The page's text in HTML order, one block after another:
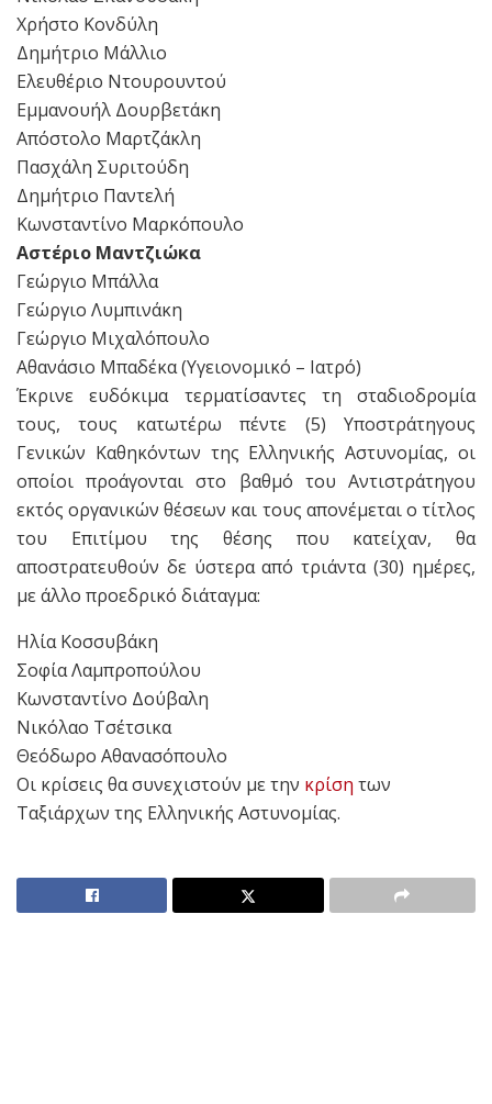
Χρήστο Κονδύλη
Δημήτριο Μάλλιο
Ελευθέριο Ντουρουντού
Εμμανουήλ Δουρβετάκη
Απόστολο Μαρτζάκλη
Πασχάλη Συριτούδη
Δημήτριο Παντελή
Κωνσταντίνο Μαρκόπουλο
Αστέριο Μαντζιώκα
Γεώργιο Μπάλλα
Γεώργιο Λυμπινάκη
Γεώργιο Μιχαλόπουλο
Αθανάσιο Μπαδέκα (Υγειονομικό – Ιατρό)
Έκρινε ευδόκιμα τερματίσαντες τη σταδιοδρομία
τους, τους κατωτέρω πέντε (5) Υποστράτηγους
Γενικών Καθηκόντων της Ελληνικής Αστυνομίας, οι
οποίοι προάγονται στο βαθμό του Αντιστράτηγου
εκτός οργανικών θέσεων και τους απονέμεται ο τίτλος
του Επιτίμου της θέσης που κατείχαν, θα
αποστρατευθούν δε ύστερα από τριάντα (30) ημέρες,
με άλλο προεδρικό διάταγμα:
Ηλία Κοσσυβάκη
Σοφία Λαμπροπούλου
Κωνσταντίνο Δούβαλη
Νικόλαο Τσέτσικα
Θεόδωρο Αθανασόπουλο
Οι κρίσεις θα συνεχιστούν με την κρίση των
Ταξιάρχων της Ελληνικής Αστυνομίας.